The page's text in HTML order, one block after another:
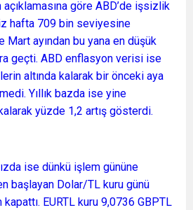
açıklamasına göre ABD’de işsizlik
hafta 709 bin seviyesine
Mart ayından bu yana en düşük
geçti. ABD enflasyon verisi ise
altında kalarak bir önceki aya
Yıllık bazda ise yine
yüzde 1,2 artış gösterdi.
ise dünkü işlem gününe
başlayan Dolar/TL kuru günü
EURTL kuru 9,0736 GBPTL